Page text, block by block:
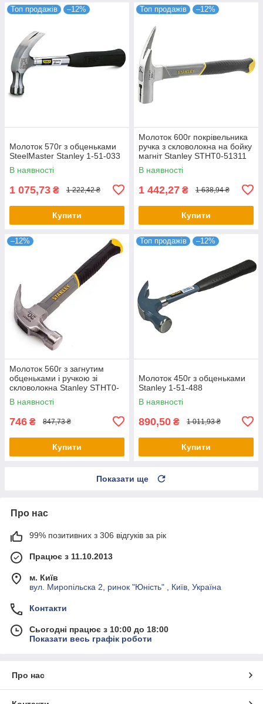
Топ продажів –12%
Молоток 570г з обценьками
SteelMaster Stanley 1-51-033
В наявності
1 075,73 ₴ 1 222,42 ₴
Купити
Топ продажів –12%
Молоток 600г покрівельника
ручка з скловолокна на бойку
магніт Stanley STHT0-51311
В наявності
1 442,27 ₴ 1 638,94 ₴
Купити
–12%
Молоток 560г з загнутим
обценьками і ручкою зі
скловолокна Stanley STHT0-
51310
В наявності
746 ₴ 847,73 ₴
Купити
Топ продажів –12%
Молоток 450г з обценьками
Stanley 1-51-488
В наявності
890,50 ₴ 1 011,93 ₴
Купити
Показати ще
Про нас
99% позитивних з 306 відгуків за рік
Працює з 11.10.2013
м. Київ
вул. Миропільска 2, ринок "Юність" , Київ, Україна
Контакти
Сьогодні працює з 10:00 до 18:00
Показати весь графік роботи
Про нас